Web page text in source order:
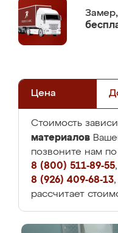
Замер,
Цена
Стоимость
материалов
позвоните нам
8 (800) 511-89-55,
8 (926) 409-68-13
рассчитает